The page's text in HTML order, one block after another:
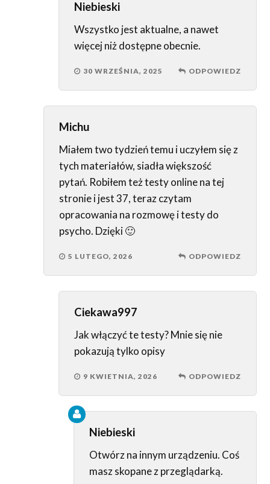
Niebieski
Wszystko jest aktualne, a nawet
więcej niż dostępne obecnie.
30 WRZEŚNIA, 2025 ODPOWIEDZ
Michu
Miałem two tydzień temu i uczyłem się z
tych materiałów, siadła większość
pytań. Robiłem też testy online na tej
stronie i jest 37, teraz czytam
opracowania na rozmowę i testy do
psycho. Dzięki 🙂
5 LUTEGO, 2026 ODPOWIEDZ
Ciekawa997
Jak włączyć te testy? Mnie się nie
pokazują tylko opisy
9 KWIETNIA, 2026 ODPOWIEDZ
Niebieski
Otwórz na innym urządzeniu. Coś
masz skopane z przeglądarką.